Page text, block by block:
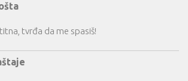
tvrđa da me spasiš!